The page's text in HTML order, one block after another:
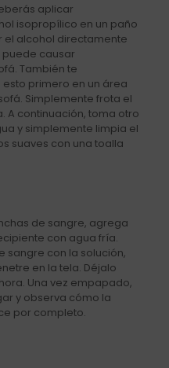
aplicar
isopropílico en un paño
el alcohol directamente
causar
También te
primero en un área
Simplemente frota el
A continuación, toma otro
y simplemente limpia el
suaves con una toalla
de sangre, agrega
con agua fría.
sangre con la solución,
en la tela. Déjalo
Una vez empapado,
y observa cómo la
por completo.